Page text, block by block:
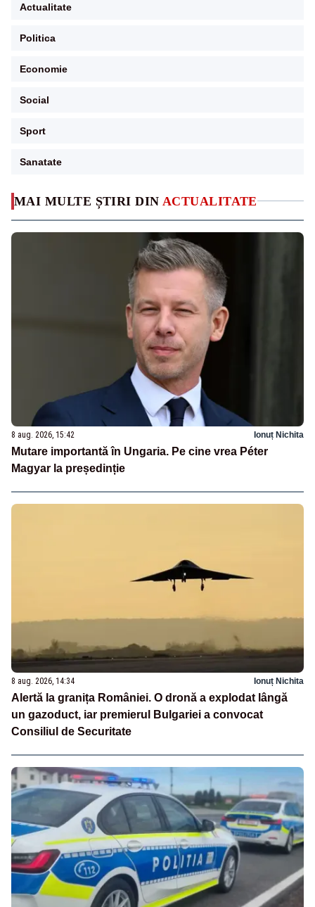
MAI MULTE ȘTIRI DIN ACTUALITATE
8 aug. 2026, 15:42 Ionuț Nichita
Mutare importantă în Ungaria. Pe cine vrea Péter
Magyar la președinție
8 aug. 2026, 14:34 Ionuț Nichita
Alertă la granița României. O dronă a explodat lângă
un gazoduct, iar premierul Bulgariei a convocat
Consiliul de Securitate
Actualitate
Politica
Economie
Social
Sport
Sanatate